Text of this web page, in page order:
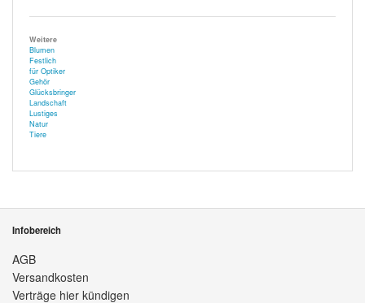
Weitere
Blumen
Festlich
für Optiker
Gehör
Glücksbringer
Landschaft
Lustiges
Natur
Tiere
Infobereich
AGB
Versandkosten
Verträge hier kündigen